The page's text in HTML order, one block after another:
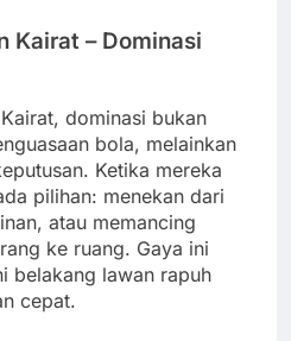
Kairat – Dominasi
dominasi bukan
bola, melainkan
Ketika mereka
pilihan: menekan dari
atau memancing
ke ruang. Gaya ini
belakang lawan rapuh
cepat.